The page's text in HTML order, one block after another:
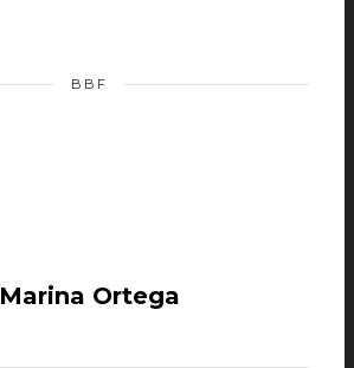
BBF
Marina Ortega